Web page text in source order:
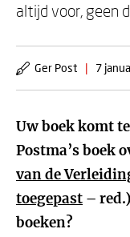
altijd voor, geen
Ger Post | 7
Uw boek komt
Postma’s boek
van de
toegepast –
boeken?